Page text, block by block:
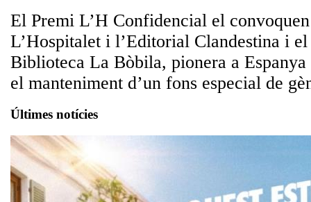
El Premi L’H Confidencial el
L’Hospitalet i l’Editorial Clandestina i
Biblioteca La Bòbila, pionera a
el manteniment d’un fons especial de
Últimes notícies